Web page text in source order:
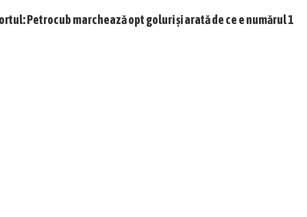
Petrocub marchează opt goluri și arată de ce e numărul 1